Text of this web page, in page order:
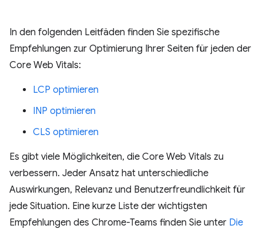
In den folgenden Leitfäden finden Sie spezifische
Empfehlungen zur Optimierung Ihrer Seiten für jeden der
Core Web Vitals:
LCP optimieren
INP optimieren
CLS optimieren
Es gibt viele Möglichkeiten, die Core Web Vitals zu
verbessern. Jeder Ansatz hat unterschiedliche
Auswirkungen, Relevanz und Benutzerfreundlichkeit für
jede Situation. Eine kurze Liste der wichtigsten
Empfehlungen des Chrome-Teams finden Sie unter Die